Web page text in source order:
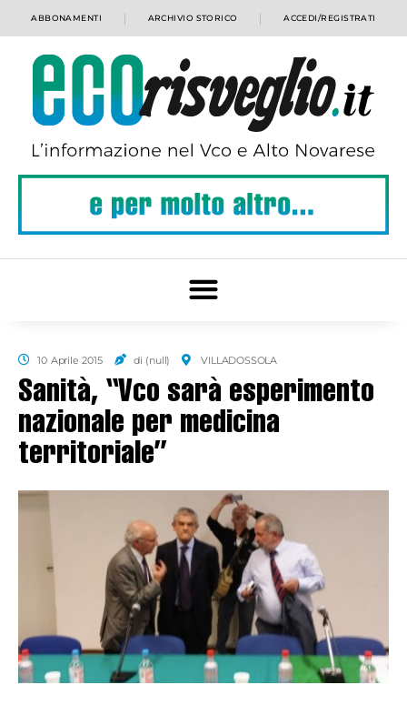
ABBONAMENTI ARCHIVIO STORICO ACCEDI/REGISTRATI
10 Aprile 2015 di (null) VILLADOSSOLA
Sanità, “Vco sarà esperimento
nazionale per medicina
territoriale”